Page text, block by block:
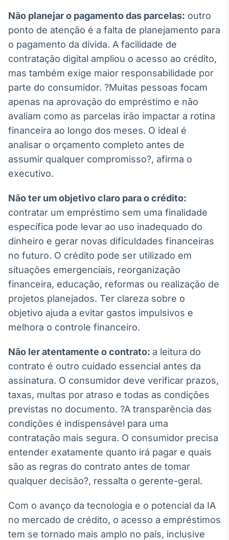
IA
Em breve
BroadFast
Em breve
Gestão de
Tokenização
de ativos
Em breve
Em breve
Não planejar o pagamento das parcelas: outro
ponto de atenção é a falta de planejamento para
o pagamento da dívida. A facilidade de
contratação digital ampliou o acesso ao crédito,
mas também exige maior responsabilidade por
parte do consumidor. ?Muitas pessoas focam
apenas na aprovação do empréstimo e não
avaliam como as parcelas irão impactar a rotina
financeira ao longo dos meses. O ideal é
analisar o orçamento completo antes de
assumir qualquer compromisso?, afirma o
executivo.
Não ter um objetivo claro para o crédito:
contratar um empréstimo sem uma finalidade
específica pode levar ao uso inadequado do
dinheiro e gerar novas dificuldades financeiras
no futuro. O crédito pode ser utilizado em
situações emergenciais, reorganização
financeira, educação, reformas ou realização de
projetos planejados. Ter clareza sobre o
objetivo ajuda a evitar gastos impulsivos e
melhora o controle financeiro.
Não ler atentamente o contrato: a leitura do
contrato é outro cuidado essencial antes da
assinatura. O consumidor deve verificar prazos,
taxas, multas por atraso e todas as condições
previstas no documento. ?A transparência das
condições é indispensável para uma
contratação mais segura. O consumidor precisa
entender exatamente quanto irá pagar e quais
são as regras do contrato antes de tomar
qualquer decisão?, ressalta o gerente-geral.
Com o avanço da tecnologia e o potencial da IA
no mercado de crédito, o acesso a empréstimos
tem se tornado mais amplo no país, inclusive